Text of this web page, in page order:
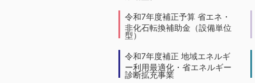
令和7年度補正予算 省エネ・
非化石転換補助金（設備単位
型）
令和7年度補正 地域エネルギ
ー利用最適化・省エネルギー
診断拡充事業